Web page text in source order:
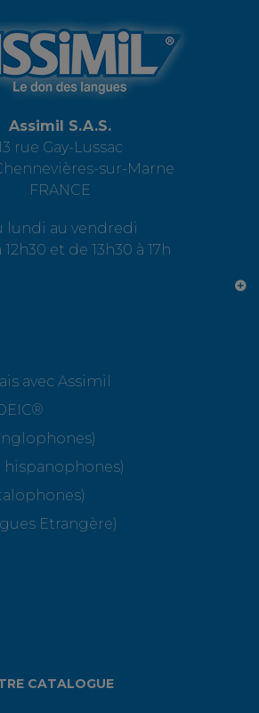
Assimil S.A.S.
rue Gay-Lussac
sur-Marne
FRANCE
lundi au vendredi
et de 13h30 à 17h
avec Assimil
Etrangère)
CATALOGUE